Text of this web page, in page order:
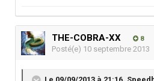
THE-COBRA-XX 8
Posté(e) 10 septembre 2013